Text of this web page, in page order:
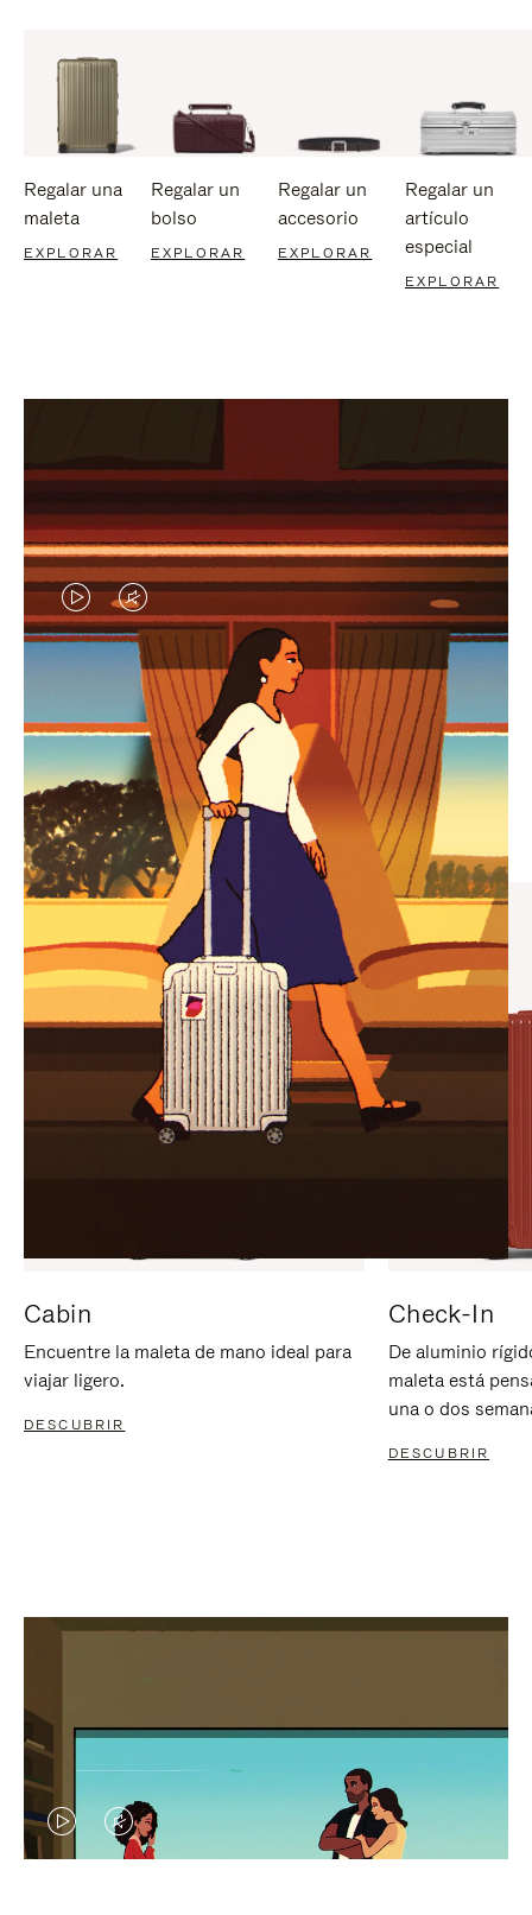
Regalar una
maleta
EXPLORAR
Regalar un
bolso
EXPLORAR
Regalar un
accesorio
EXPLORAR
Regalar un
artículo
especial
EXPLORAR
EL
VÍDEO
ESTÁ
PAUSADO,
PULSE
PARA
PAUSARLO.
EL
SONIDO
DEL
VÍDEO
ESTÁ
DESACTIVADO:
PULSE
PARA
ACTIVARLO.
IDAS DE REGALO CUIDADOSAMENTE ELEGIDAS
Encuentre su compañero de
viaje ideal
Cabin
Encuentre la maleta de mano ideal para
viajar ligero.
DESCUBRIR
Check-In
De aluminio
maleta está
una o dos
DESCUBRIR
EL
EL